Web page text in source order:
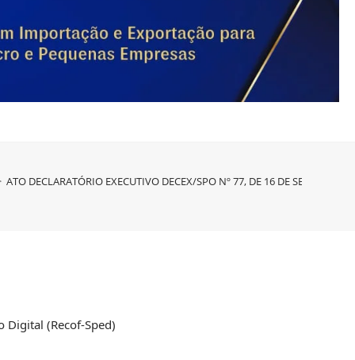
ATO DECLARATÓRIO EXECUTIVO DECEX/SPO Nº 77, DE 16 DE SETEMBRO
Digital (Recof-Sped)